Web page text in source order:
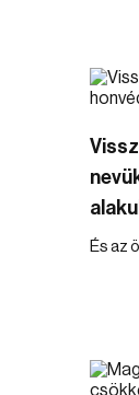
És az